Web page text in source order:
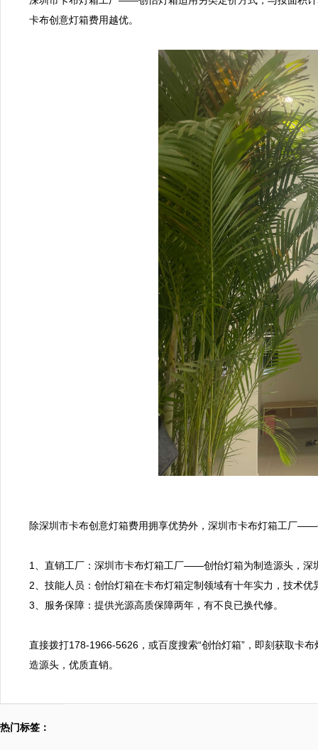
卡布创意灯箱费用越优。
除深圳市卡布创意灯箱费用拥享优势外，深圳市卡布灯箱工厂
1、直销工厂：深圳市卡布灯箱工厂——创怡灯箱为制造源头，深
2、技能人员：创怡灯箱在卡布灯箱定制领域有十年实力，技术优
3、服务保障：提供光源高质保障两年，有不良已换代修。
直接拨打178-1966-5626，或百度搜索“创怡灯箱”，即刻获取卡
造源头，优质直销。
热门标签：